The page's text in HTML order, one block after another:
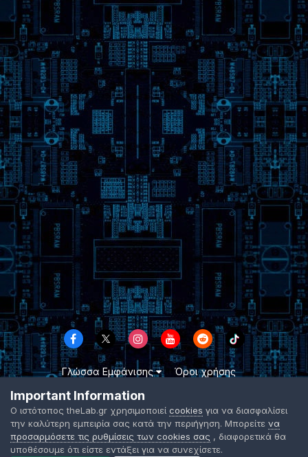
Γλώσσα Εμφάνισης
Όροι χρήσης
TheLab.gr 2003 -
Powered by Invision Community
Important Information
Ο ιστότοπος theLab.gr χρησιμοποιεί cookies για να διασφαλίσει
την καλύτερη εμπειρία σας κατά την περιήγηση. Μπορείτε να
προσαρμόσετε τις ρυθμίσεις των cookies σας , διαφορετικά θα
υποθέσουμε ότι είστε εντάξει για να συνεχίσετε.